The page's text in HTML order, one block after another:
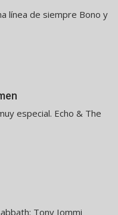
línea de siempre Bono y
especial. Echo & The
Tony Iommi